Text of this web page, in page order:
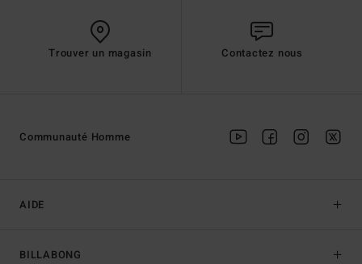
Trouver un magasin Contactez nous
AIDE
BILLABONG
Communauté Homme